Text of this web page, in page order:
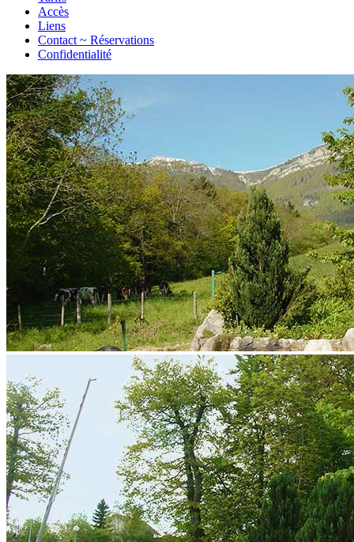
Accès
Liens
Contact ~ Réservations
Confidentialité